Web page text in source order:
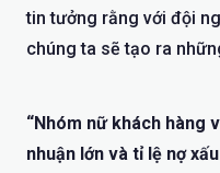
tin tưởng rằng với đội
chúng ta sẽ tạo ra
“Nhóm nữ khách hàng
nhuận lớn và tỉ lệ nợ